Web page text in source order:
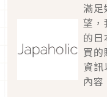
滿
望，
的
買
資
內容